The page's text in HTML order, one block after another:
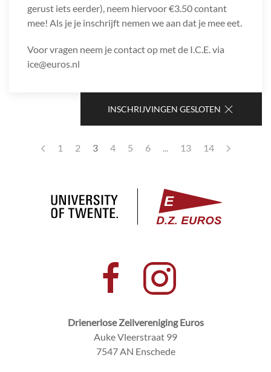
gerust iets eerder), neem hiervoor €3.50 contant
mee! Als je je inschrijft nemen we aan dat je mee eet.
Voor vragen neem je contact op met de I.C.E. via
ice@euros.nl
INSCHRIJVINGEN GESLOTEN
1 2 3 4 5 6 ... 13 14
Drienerlose Zeilvereniging Euros
Auke Vleerstraat 99
7547 AN Enschede